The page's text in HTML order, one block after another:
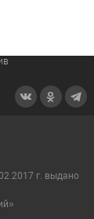
г. выдано